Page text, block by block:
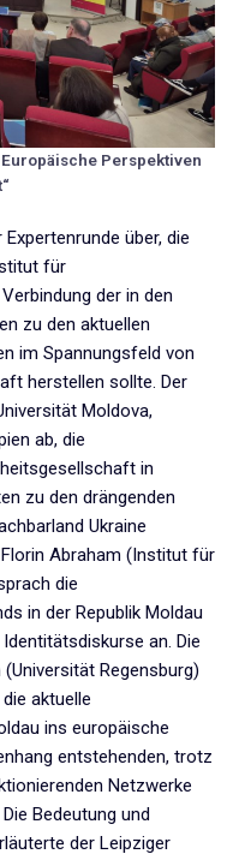
Perspektiven
über, die
für
der in den
zu den aktuellen
im Spannungsfeld von
herstellen sollte. Der
Moldova,
ab, die
in
zu den drängenden
Ukraine
Abraham (Institut für
die
in der Republik Moldau
an. Die
Regensburg)
aktuelle
ins europäische
entstehenden, trotz
Netzwerke
Bedeutung und
der Leipziger